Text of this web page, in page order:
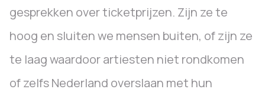
gesprekken over ticketprijzen. Zijn ze te
hoog en sluiten we mensen buiten, of zijn ze
te laag waardoor artiesten niet rondkomen
of zelfs Nederland overslaan met hun